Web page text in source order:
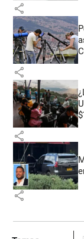
share
share
share
share